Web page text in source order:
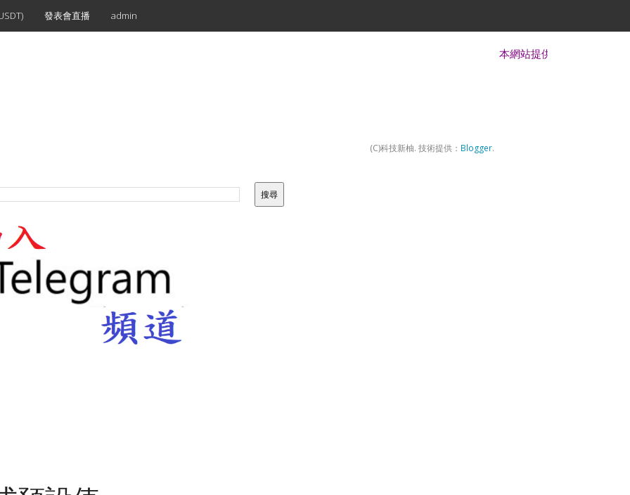
發表會直播 admin
本網站提供 Android、iOS、
(C)科技新柚. 技術提供： Blogger.